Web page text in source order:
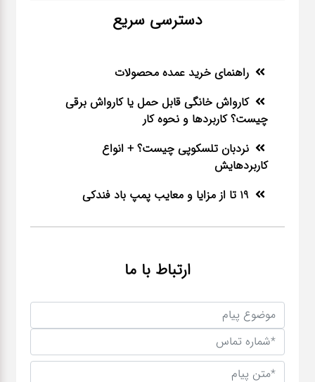
دسترسی سریع
راهنمای خرید عمده محصولات
کارواش خانگی قابل حمل یا کارواش برقی
چیست؟ کاربردها و نحوه کار
نردبان تلسکوپی چیست؟ + انواع
کاربردهایش
19 تا از مزایا و معایب پمپ باد فندکی
ارتباط با ما